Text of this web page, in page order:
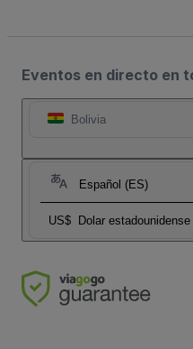
Eventos en directo en
Bolivia
Español (ES)
US$ Dolar estadounidense